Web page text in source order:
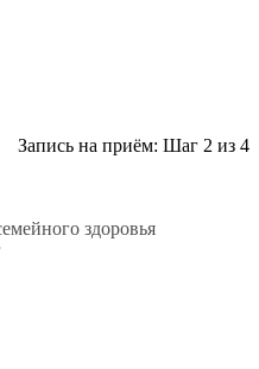
Запись на приём: Шаг 2 из 4
здоровья